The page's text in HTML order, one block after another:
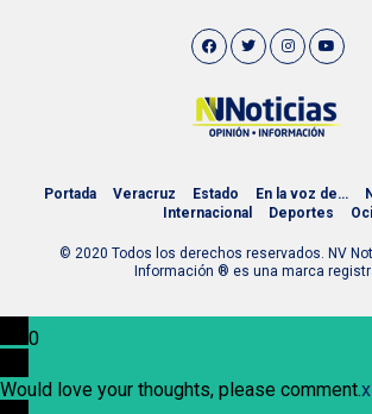
Portada Veracruz Estado En la voz de…
Internacional
Deportes
© 2020 Todos los derechos reservados. NV
Información ® es una marca
0
Would love your thoughts, please comment.x